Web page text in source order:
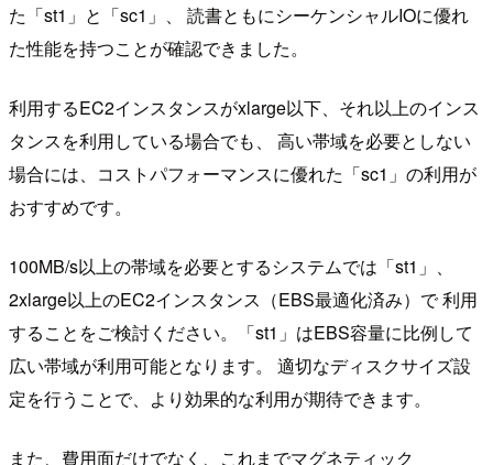
た「st1」と「sc1」、 読書ともにシーケンシャルIOに優れ
た性能を持つことが確認できました。
利用するEC2インスタンスがxlarge以下、それ以上のインス
タンスを利用している場合でも、 高い帯域を必要としない
場合には、コストパフォーマンスに優れた「sc1」の利用が
おすすめです。
100MB/s以上の帯域を必要とするシステムでは「st1」、
2xlarge以上のEC2インスタンス（EBS最適化済み）で 利用
することをご検討ください。「st1」はEBS容量に比例して
広い帯域が利用可能となります。 適切なディスクサイズ設
定を行うことで、より効果的な利用が期待できます。
また、費用面だけでなく、これまでマグネティック